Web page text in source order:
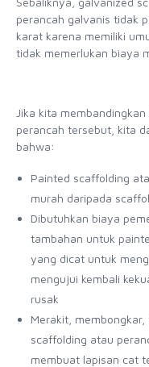
perancah galvanis tidak
karat karena memiliki
tidak memerlukan biaya
Jika kita
perancah tersebut, kita
bahwa:
Painted scaffolding
murah daripada
Dibutuhkan biaya
tambahan untuk
yang dicat untuk
mengujui kembali
rusak
Merakit,
scaffolding atau
membuat lapisan cat